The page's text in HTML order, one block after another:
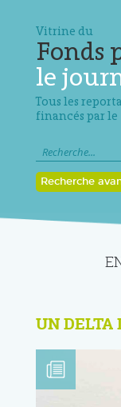
Vitrine du
Fonds
le
Tous les
financés par le
Recherche
UN DELTA